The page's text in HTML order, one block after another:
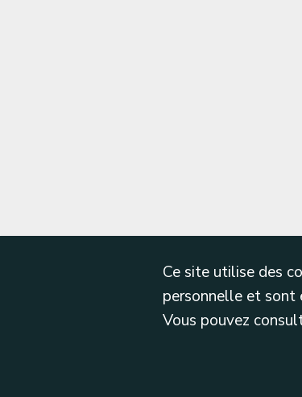
Ce site utilise des
personnelle et
Vous pouvez